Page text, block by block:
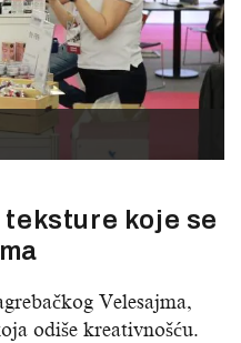
koje se
Velesajma,
odiše kreativnošću.